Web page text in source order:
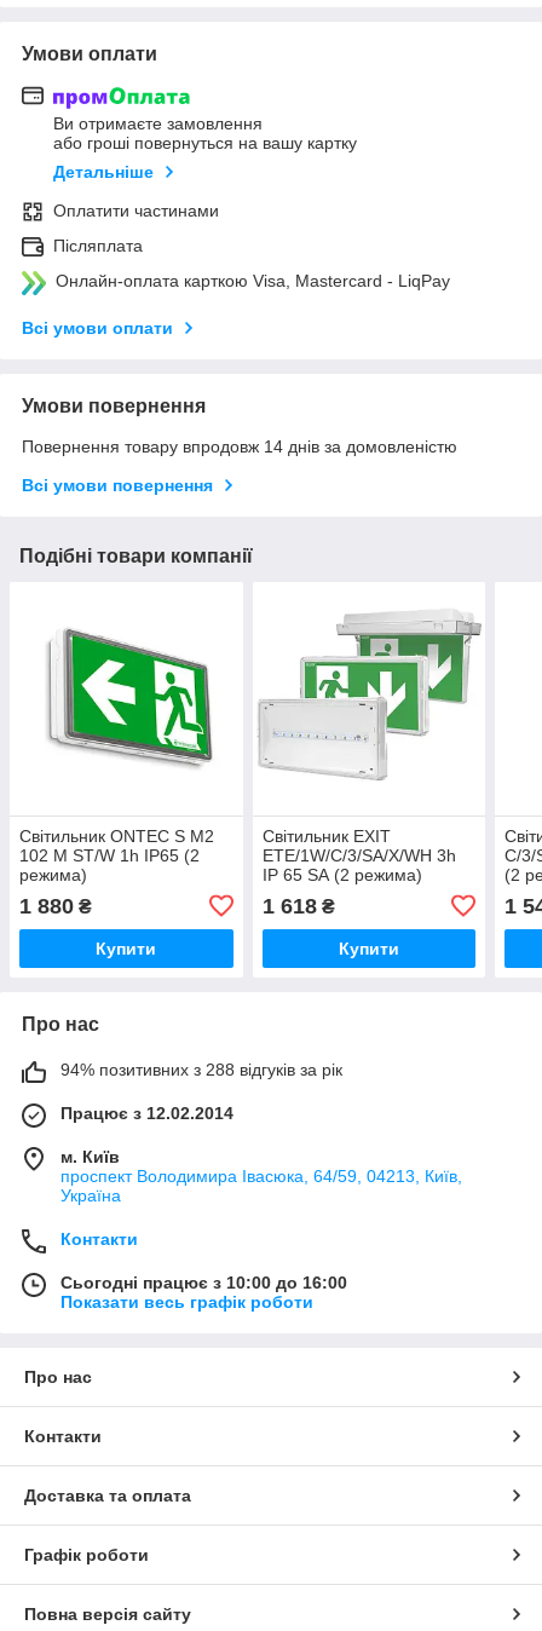
Умови оплати
Ви отримаєте замовлення
або гроші повернуться на вашу картку
Детальніше
Оплатити частинами
Післяплата
Онлайн-оплата карткою Visa, Mastercard - LiqPay
Всі умови оплати
Умови повернення
Повернення товару впродовж 14 днів за домовленістю
Всі умови повернення
Подібні товари компанії
Світильник ONTEC S M2
102 M ST/W 1h IP65 (2
режима)
1 880 ₴
Купити
Світильник EXIT
ETE/1W/C/3/SA/X/WH 3h
IP 65 SА (2 режима)
1 618₴
Купити
С/3/
(2
1
Про нас
94% позитивних з 288 відгуків за рік
Працює з 12.02.2014
м. Київ
проспект Володимира Івасюка, 64/59, 04213, Київ,
Україна
Контакти
Сьогодні працює з 10:00 до 16:00
Показати весь графік роботи
Про нас
Контакти
Доставка та оплата
Графік роботи
Повна версія сайту